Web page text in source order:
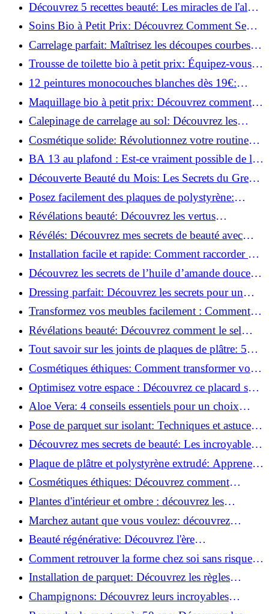
Découvrez 5 recettes beauté: Les miracles de l'aloe
vera pour votre peau!
Soins Bio à Petit Prix: Découvrez Comment Se
Chouchouter Pour Moins de 35€!
Carrelage parfait: Maîtrisez les découpes courbes
facilement!
Trousse de toilette bio à petit prix: Équipez-vous
pour moins de 25€!
12 peintures monocouches blanches dès 19€:
Découvrez les meilleures offres!
Maquillage bio à petit prix: Découvrez comment
s'équiper pour moins de 50€!
Calepinage de carrelage au sol: Découvrez les
astuces incontournables!
Cosmétique solide: Révolutionnez votre routine
beauté pour zéro déchet!
BA 13 au plafond : Est-ce vraiment possible de les
coller ?
Découverte Beauté du Mois: Les Secrets du Green
Glamour !
Posez facilement des plaques de polystyrène:
Transformez votre plafond sans effort !
Révélations beauté: Découvrez les vertus
insoupçonnées de l'huile de coco!
Révélés: Découvrez mes secrets de beauté avec
l'huile de ricin!
Installation facile et rapide: Comment raccorder un
luminaire au plafond!
Découvrez les secrets de l’huile d’amande douce :
Pourquoi vous devez l'adopter!
Dressing parfait: Découvrez les secrets pour un
rangement optimal!
Transformez vos meubles facilement : Comment
installer des roulettes en un clin d'œil !
Révélations beauté: Découvrez comment le sel
transforme votre routine!
Tout savoir sur les joints de plaques de plâtre: 5
questions clés pour comprendre les fissures!
Cosmétiques éthiques: Comment transformer votre
routine beauté!
Optimisez votre espace : Découvrez ce placard sous
rampant à portes coulissantes!
Aloe Vera: 4 conseils essentiels pour un choix
parfait!
Pose de parquet sur isolant: Techniques et astuces
pour un sol parfait!
Découvrez mes secrets de beauté: Les incroyables
vertus du raisin!
Plaque de plâtre et polystyrène extrudé: Apprenez
à les coller efficacement!
Cosmétiques éthiques: Découvrez comment
transformer votre routine beauté!
Plantes d'intérieur et ombre : découvrez les
meilleures pour votre maison !
Marchez autant que vous voulez: découvrez
pourquoi c'est bénéfique!
Beauté régénérative: Découvrez l'ère
révolutionnaire de la cosmétique verte!
Comment retrouver la forme chez soi sans risque
de blessure: Techniques et conseils sûrs!
Installation de parquet: Découvrez les règles
essentielles à respecter!
Champignons: Découvrez leurs incroyables
pouvoirs antioxydants!